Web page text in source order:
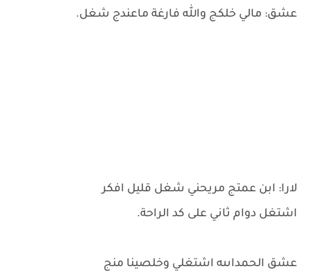
عشق: مالي خلكج والله فارغة ماعندج شغل.
لارا: ابن عمتج مريحني شغل قليل افكر
اشتغل دوام ثاني على كد الراحة.
عشق الحمداىىه اشتغلي وخلصينا منج